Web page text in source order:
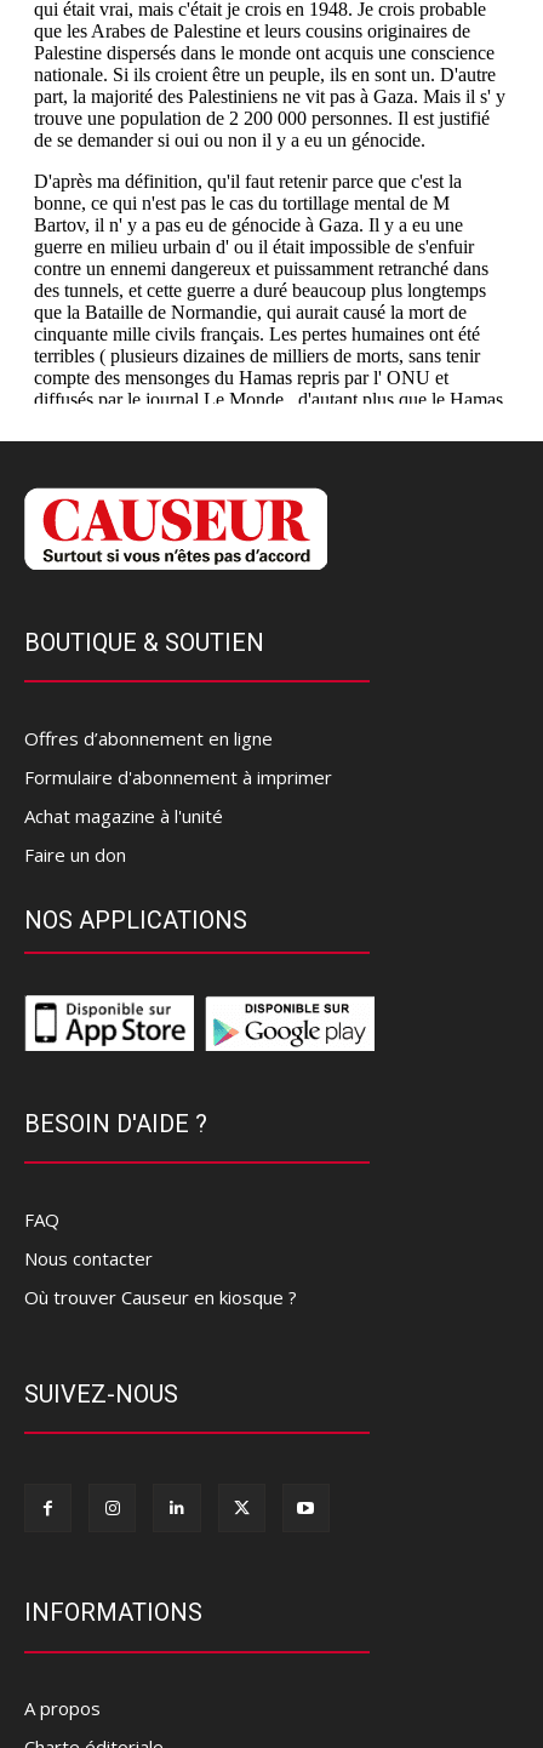
BOUTIQUE & SOUTIEN
Offres d’abonnement en ligne
Formulaire d'abonnement à imprimer
Achat magazine à l'unité
Faire un don
NOS APPLICATIONS
BESOIN D'AIDE ?
FAQ
Nous contacter
Où trouver Causeur en kiosque ?
SUIVEZ-NOUS
INFORMATIONS
A propos